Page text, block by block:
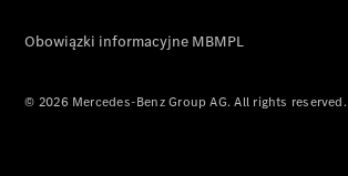
Obowiązki informacyjne MBMPL
© 2026 Mercedes-Benz Group AG. All rights reserved.